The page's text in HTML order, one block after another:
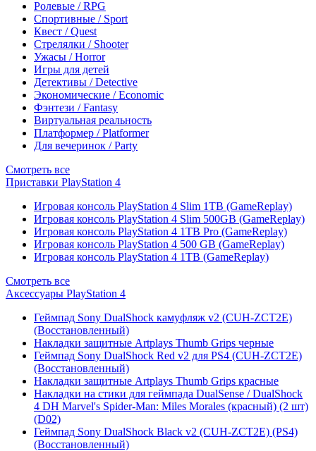
Ролевые / RPG
Спортивные / Sport
Квест / Quest
Стрелялки / Shooter
Ужасы / Horror
Игры для детей
Детективы / Detective
Экономические / Economic
Фэнтези / Fantasy
Виртуальная реальность
Платформер / Platformer
Для вечеринок / Party
Смотреть все
Приставки PlayStation 4
Игровая консоль PlayStation 4 Slim 1TB (GameReplay)
Игровая консоль PlayStation 4 Slim 500GB (GameReplay)
Игровая консоль PlayStation 4 1TB Pro (GameReplay)
Игровая консоль PlayStation 4 500 GB (GameReplay)
Игровая консоль PlayStation 4 1TB (GameReplay)
Смотреть все
Аксессуары PlayStation 4
Геймпад Sony DualShock камуфляж v2 (CUH-ZCT2E)
(Восстановленный)
Накладки защитные Artplays Thumb Grips черные
Геймпад Sony DualShock Red v2 для PS4 (CUH-ZCT2E)
(Восстановленный)
Накладки защитные Artplays Thumb Grips красные
Накладки на стики для геймпада DualSense / DualShock
4 DH Marvel's Spider-Man: Miles Morales (красный) (2 шт)
(D02)
Геймпад Sony DualShock Black v2 (CUH-ZCT2E) (PS4)
(Восстановленный)